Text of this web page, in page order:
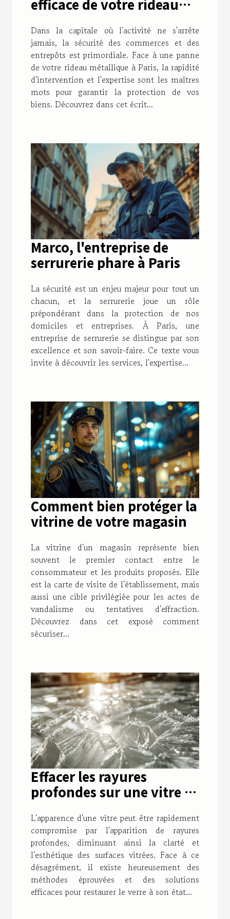
efficace de votre rideau
Dans la capitale où l'activité ne s'arrête
jamais, la sécurité des commerces et des
entrepôts est primordiale. Face à une panne
de votre rideau métallique à Paris, la rapidité
d'intervention et l'expertise sont les maîtres
mots pour garantir la protection de vos
biens. Découvrez dans cet écrit...
Marco, l'entreprise de
serrurerie phare à Paris
La sécurité est un enjeu majeur pour tout un
chacun, et la serrurerie joue un rôle
prépondérant dans la protection de nos
domiciles et entreprises. À Paris, une
entreprise de serrurerie se distingue par son
excellence et son savoir-faire. Ce texte vous
invite à découvrir les services, l'expertise...
Comment bien protéger la
vitrine de votre magasin
La vitrine d'un magasin représente bien
souvent le premier contact entre le
consommateur et les produits proposés. Elle
est la carte de visite de l'établissement, mais
aussi une cible privilégiée pour les actes de
vandalisme ou tentatives d'effraction.
Découvrez dans cet exposé comment
sécuriser...
Effacer les rayures
profondes sur une vitre :
efficaces pour un verre
comme neuf
L'apparence d'une vitre peut être rapidement
compromise par l'apparition de rayures
profondes, diminuant ainsi la clarté et
l'esthétique des surfaces vitrées. Face à ce
désagrément, il existe heureusement des
méthodes éprouvées et des solutions
efficaces pour restaurer le verre à son état...